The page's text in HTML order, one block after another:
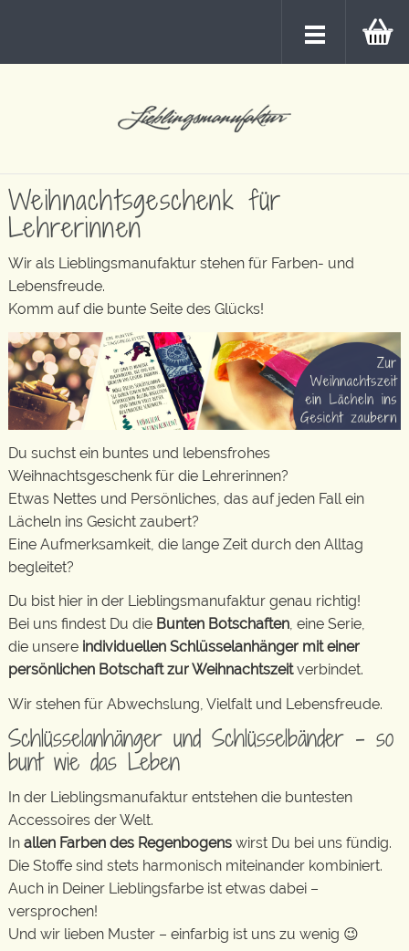
Weihnachtsgeschenk für
Lehrerinnen
Wir als Lieblingsmanufaktur stehen für Farben- und
Lebensfreude.
Komm auf die bunte Seite des Glücks!
Du suchst ein buntes und lebensfrohes
Weihnachtsgeschenk für die Lehrerinnen?
Etwas Nettes und Persönliches, das auf jeden Fall ein
Lächeln ins Gesicht zaubert?
Eine Aufmerksamkeit, die lange Zeit durch den Alltag
begleitet?
Du bist hier in der Lieblingsmanufaktur genau richtig!
Bei uns findest Du die Bunten Botschaften, eine Serie,
die unsere individuellen Schlüsselanhänger mit einer
persönlichen Botschaft zur Weihnachtszeitverbindet.
Wir stehen für Abwechslung, Vielfalt und Lebensfreude.
Schlüsselanhänger und Schlüsselbänder – so
bunt wie das Leben
In der Lieblingsmanufaktur entstehen die buntesten
Accessoires der Welt.
In allen Farben des Regenbogens wirst Du bei uns fündig.
Die Stoffe sind stets harmonisch miteinander kombiniert.
Auch in Deiner Lieblingsfarbe ist etwas dabei –
versprochen!
Und wir lieben Muster – einfarbig ist uns zu wenig 😉